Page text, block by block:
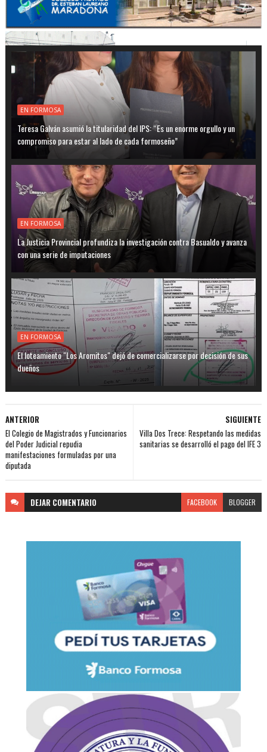
EN FORMOSA
Teresa Galván asumió la titularidad del IPS: “Es un enorme orgullo y un
compromiso para estar al lado de cada formoseño”
EN FORMOSA
La Justicia Provincial profundiza la investigación contra Basualdo y avanza
con una serie de imputaciones
EN FORMOSA
El loteamiento "Los Aromitos" dejó de comercializarse por decisión de sus
dueños
SIGUIENTE
Villa Dos Trece: Respetando las medidas
sanitarias se desarrolló el pago del IFE 3
ANTERIOR
El Colegio de Magistrados y Funcionarios
del Poder Judicial repudia
manifestaciones formuladas por una
diputada
DEJAR COMENTARIO FACEBOOK BLOGGER